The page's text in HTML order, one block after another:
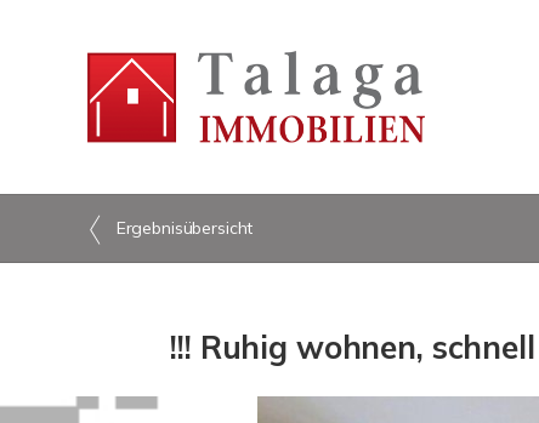
Ergebnisübersicht
!!! Ruhig wohnen,